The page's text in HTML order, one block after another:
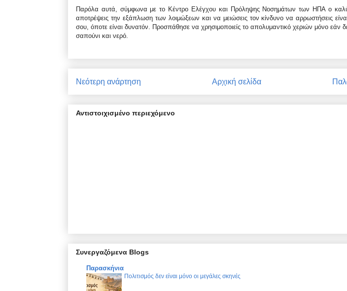
Παρόλα αυτά, σύμφωνα με το Κέντρο Ελέγχου και Πρόληψης Νοσημάτων των ΗΠΑ ο
αποτρέψεις την εξάπλωση των λοιμώξεων και να μειώσεις τον κίνδυνο να αρρωστήσεις
σου, όποτε είναι δυνατόν. Προσπάθησε να χρησιμοποιείς το απολυμαντικό χεριών μόνο εάν
σαπούνι και νερό.
Νεότερη ανάρτηση Αρχική σελίδα
Αντιστοιχισμένο περιεχόμενο
Συνεργαζόμενα Blogs
Παρασκήνια
Πολιτισμός δεν είναι μόνο οι μεγάλες σκηνές